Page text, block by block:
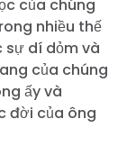
của chúng
nhiều thế
sự dí dỏm và
của chúng
ấy và
đời của ông